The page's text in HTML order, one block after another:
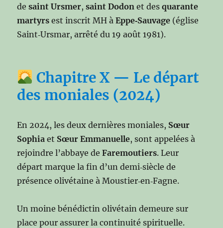
desaint Ursmer,saint Dodon et desquarante
martyrs est inscrit MH àEppe‑Sauvage (église
Saint‑Ursmar, arrêté du 19 août 1981).
Chapitre X — Le départ
des moniales (2024)
En 2024, les deux dernières moniales, Sœur
Sophia et Sœur Emmanuelle, sont appelées à
rejoindre l’abbaye deFaremoutiers. Leur
départ marque la fin d’un demi‑siècle de
présence olivétaine à Moustier‑en‑Fagne.
Un moine bénédictin olivétain demeure sur
place pour assurer la continuité spirituelle.